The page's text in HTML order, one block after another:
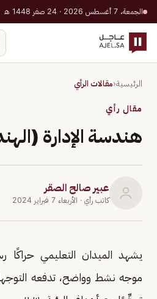
الجمعة، 7 أغسطس 2026 · 24 صفر 1448 هـ
الرئيسية‹مقالات الرأي
مقال رأي
هندسة الإدارة
عبير صالح الصقر
كاتب رأي · الأربعاء 7 فبراير 2024
يشهد الميدان التعليمي حراكًا
موجه نشط وواضح، تدفعه